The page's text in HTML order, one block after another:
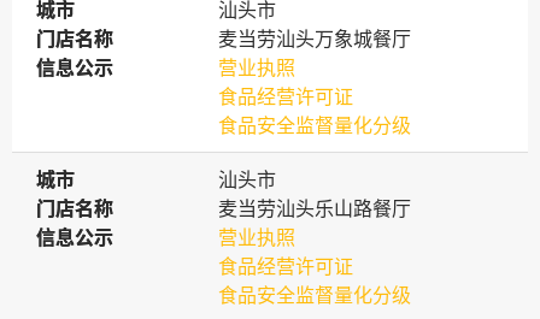
城市
城市
汕头市
门店名称
门店名称
麦当劳汕头万象城餐厅
信息公示
信息公示
营业执照
食品经营许可证
食品安全监督量化分级
城市
城市
汕头市
门店名称
门店名称
麦当劳汕头乐山路餐厅
信息公示
信息公示
营业执照
食品经营许可证
食品安全监督量化分级